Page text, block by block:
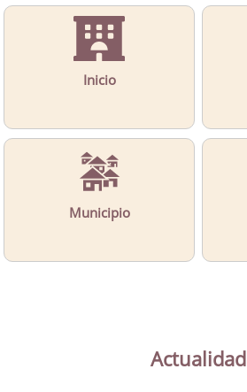
Inicio
Municipio
Actualidad